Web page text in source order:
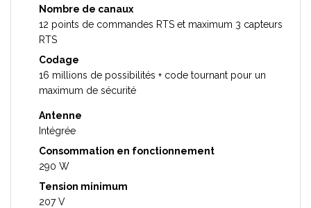
Nombre de canaux
12 points de commandes RTS et maximum 3 capteurs
RTS
Codage
16 millions de possibilités + code tournant pour un
maximum de sécurité
Antenne
Intégrée
Consommation en fonctionnement
290 W
Tension minimum
207 V